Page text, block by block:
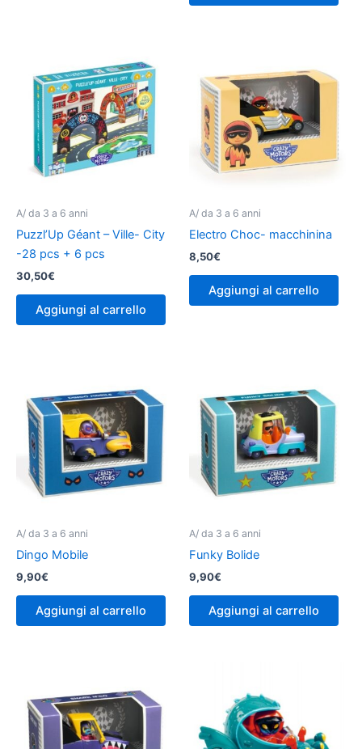
A/ da 3 a 6 anni
Puzzl’Up Géant – Ville- City
-28 pcs + 6 pcs
30,50€
Aggiungi al carrello
A/ da 3 a 6 anni
Electro Choc- macchinina
8,50€
Aggiungi al carrello
A/ da 3 a 6 anni
Dingo Mobile
9,90€
Aggiungi al carrello
A/ da 3 a 6 anni
Funky Bolide
9,90€
Aggiungi al carrello